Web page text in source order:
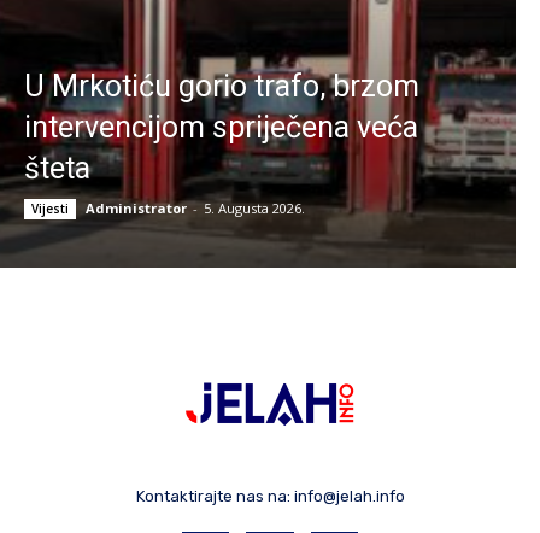
U Mrkotiću gorio trafo, brzom
intervencijom spriječena veća
šteta
Vijesti Administrator - 5. Augusta 2026.
Kontaktirajte nas na: info@jelah.info